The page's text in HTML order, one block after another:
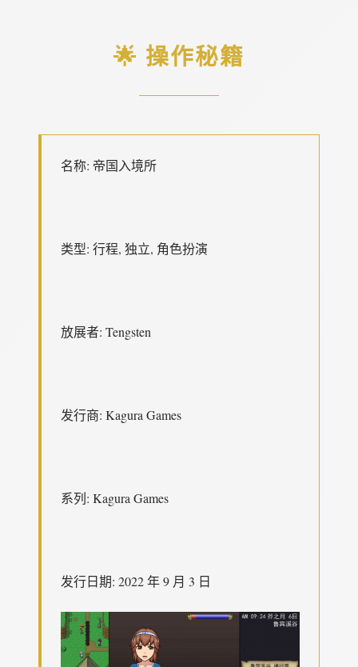
🌟 操作秘籍
名称: 帝国入境所
类型: 行程, 独立, 角色扮演
放展者: Tengsten
发行商: Kagura Games
系列: Kagura Games
发行日期: 2022 年 9 月 3 日